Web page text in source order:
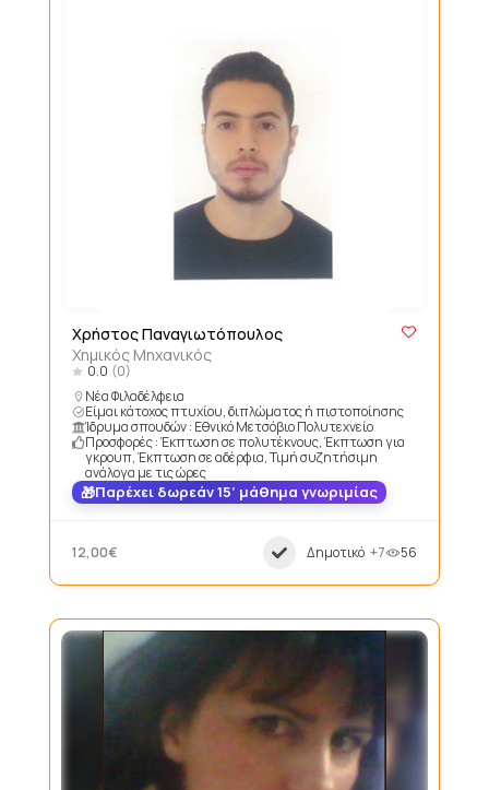
Χρήστος Παναγιωτόπουλος
Χημικός Μηχανικός
0.0 (0)
Νέα Φιλαδέλφεια
Είμαι κάτοχος πτυχίου, διπλώματος ή πιστοποίησης
Ίδρυμα σπουδών : Εθνικό Μετσόβιο Πολυτεχνείο
Προσφορές : Έκπτωση σε πολυτέκνους, Έκπτωση για
γκρουπ, Έκπτωση σε αδέρφια, Τιμή συζητήσιμη
ανάλογα με τις ώρες
Παρέχει δωρεάν 15’ μάθημα γνωριμίας
12,00€ Δημοτικό +7 56